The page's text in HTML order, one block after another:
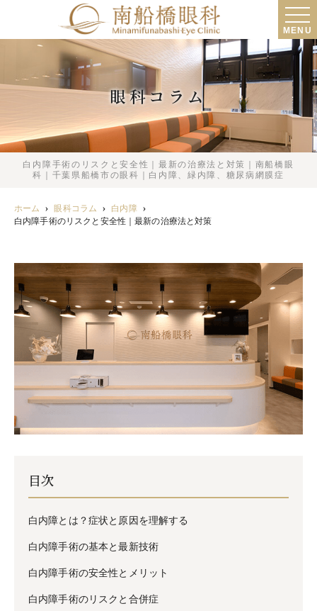
MENU
眼科コラム
白内障手術のリスクと安全性｜最新の治療法と対策｜南船橋眼
科｜千葉県船橋市の眼科｜白内障、緑内障、糖尿病網膜症
ホーム 眼科コラム
白内障
白内障手術のリスクと安全性｜最新の治療法と対策
目次
白内障とは？症状と原因を理解する
白内障手術の基本と最新技術
白内障手術の安全性とメリット
白内障手術のリスクと合併症